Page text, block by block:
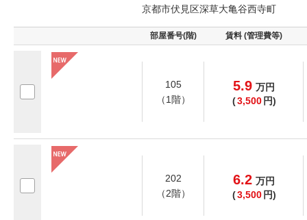
京都市伏見区深草大亀谷西寺町
部屋番号(階) 賃料 (管理費等)
105
（1階）
5.9 万円
(3,500 円)
202
（2階）
6.2 万円
(3,500 円)